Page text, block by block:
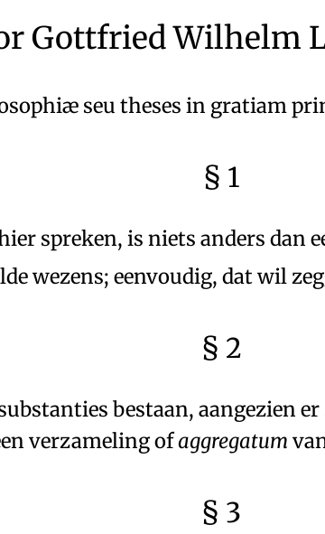
Gottfried Wilhelm
seu theses in gratiam
§ 1
spreken, is niets anders dan
wezens; eenvoudig, dat wil
§ 2
bestaan, aangezien er
verzameling ofaggregatum
§ 3